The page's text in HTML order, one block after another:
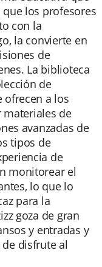
los profesores
con la
la convierte en
de
La biblioteca
de
ofrecen a los
de
avanzadas de
tipos de
de
monitorear el
lo que lo
para la
goza de gran
y entradas y
disfrute al